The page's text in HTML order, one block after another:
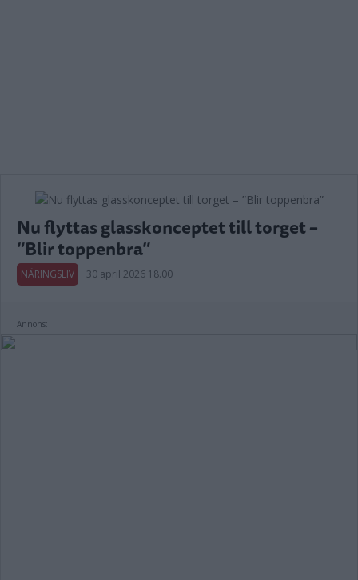
Nu flyttas glasskonceptet till torget –
”Blir toppenbra”
NÄRINGSLIV 30 april 2026 18.00
Annons: